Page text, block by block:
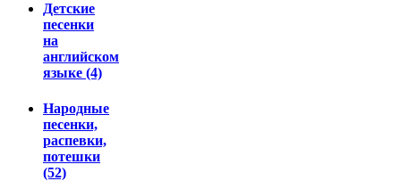
Детские
песенки
на
английском
языке (4)
Народные
песенки,
распевки,
потешки
(52)